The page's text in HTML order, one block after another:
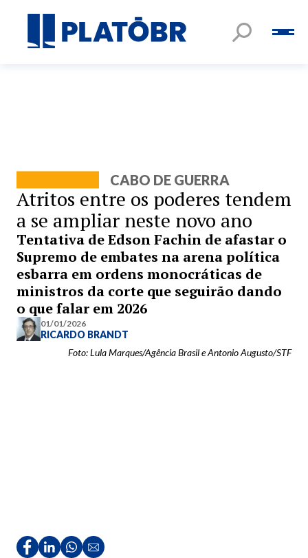
CABO DE GUERRA
Atritos entre os poderes tendem
a se ampliar neste novo ano
Tentativa de Edson Fachin de afastar o
Supremo de embates na arena política
esbarra em ordens monocráticas de
ministros da corte que seguirão dando
o que falar em 2026
01/01/2026
RICARDO BRANDT
Foto: Lula Marques/Agência Brasil e Antonio Augusto/STF